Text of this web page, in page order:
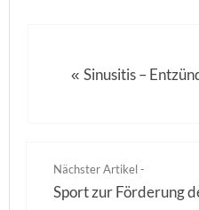
«Sinusitis –
Nächster Artikel -
Sport zur Förderung